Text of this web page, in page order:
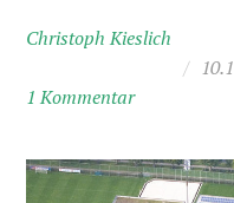
Christoph Kieslich
/
1 Kommentar